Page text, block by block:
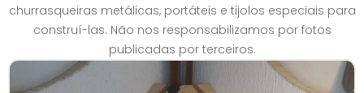
churrasqueiras metálicas, portáteis e tijolos especiais para
construí-las. Não nos responsabilizamos por fotos
publicadas por terceiros.